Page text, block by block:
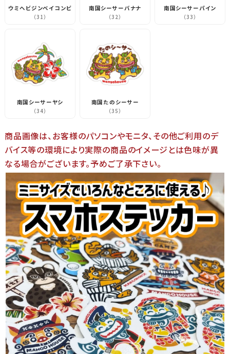
ウミヘビジンベイコンビ
（31）
南国シーサーバナナ
（32）
南国シーサーパイン
（33）
南国シーサーヤシ
（34）
南国たのシーサー
（35）
商品画像は、お客様のパソコンやモニタ、その他ご利用のデ
バイス等の環境により実際の商品のイメージとは色味が異
なる場合がございます。予めご了承下さい。